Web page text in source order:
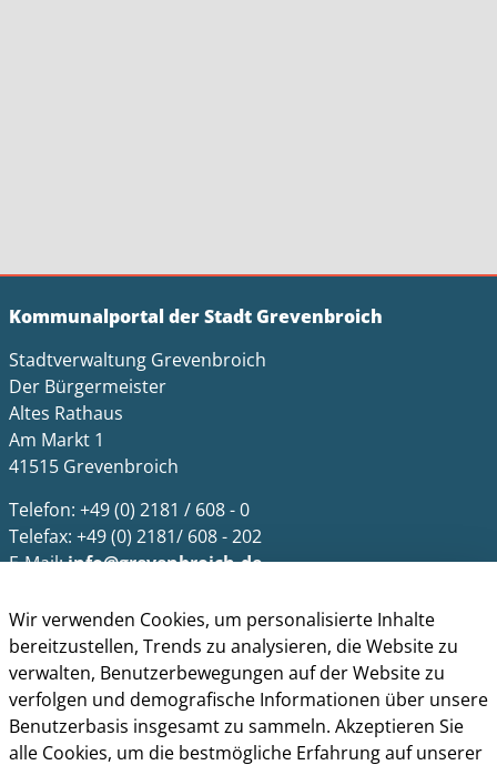
Kommunalportal der Stadt Grevenbroich
Stadtverwaltung Grevenbroich
Der Bürgermeister
Altes Rathaus
Am Markt 1
41515 Grevenbroich
Telefon: +49 (0) 2181 / 608 - 0
Telefax: +49 (0) 2181/ 608 - 202
E-Mail:info@grevenbroich.de
Öffnungszeiten
Allgemein
Montag - Freitag 8.00 - 12.00 Uhr
Donnerstag zusätzl. 14.00 - 17.00 Uhr
Bürgerbüro
Wir verwenden Cookies, um personalisierte Inhalte
bereitzustellen, Trends zu analysieren, die Website zu
verwalten, Benutzerbewegungen auf der Website zu
verfolgen und demografische Informationen über unsere
Benutzerbasis insgesamt zu sammeln. Akzeptieren Sie
alle Cookies, um die bestmögliche Erfahrung auf unserer